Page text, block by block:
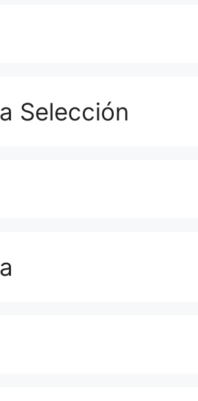
Selección